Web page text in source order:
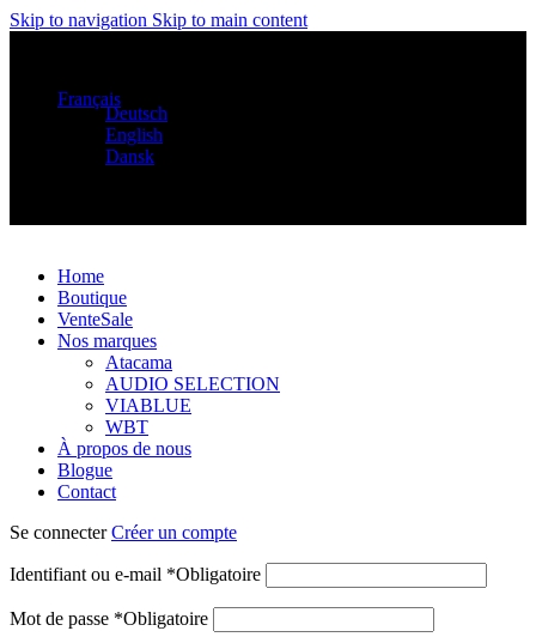
Skip to navigation Skip to main content
Français
Deutsch
English
Dansk
Home
Boutique
VenteSale
Nos marques
Atacama
AUDIO SELECTION
VIABLUE
WBT
À propos de nous
Blogue
Contact
Se connecterCréer un compte
Identifiant ou e-mail *Obligatoire
Mot de passe *Obligatoire